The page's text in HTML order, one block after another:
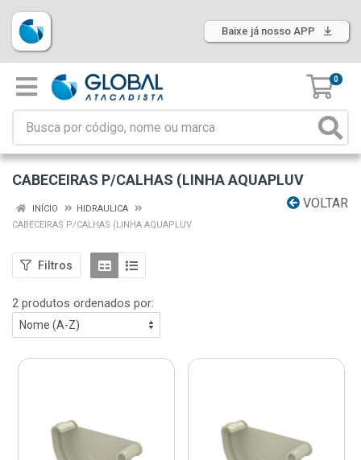
Baixe já nosso APP
0
CABECEIRAS P/CALHAS (LINHA AQUAPLUV
VOLTAR
INÍCIO
HIDRAULICA
CABECEIRAS P/CALHAS (LINHA AQUAPLUV
Filtros
2 produtos ordenados por: